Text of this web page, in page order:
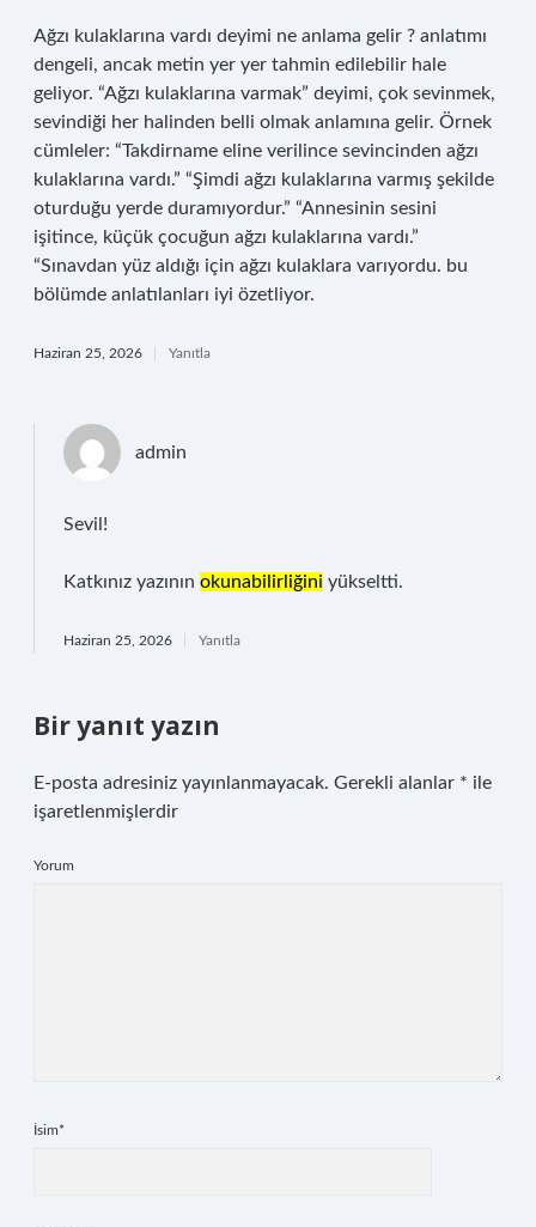
Ağzı kulaklarına vardı deyimi ne anlama gelir ? anlatımı
dengeli, ancak metin yer yer tahmin edilebilir hale
geliyor. “Ağzı kulaklarına varmak” deyimi, çok sevinmek,
sevindiği her halinden belli olmak anlamına gelir. Örnek
cümleler: “Takdirname eline verilince sevincinden ağzı
kulaklarına vardı.” “Şimdi ağzı kulaklarına varmış şekilde
oturduğu yerde duramıyordur.” “Annesinin sesini
işitince, küçük çocuğun ağzı kulaklarına vardı.”
“Sınavdan yüz aldığı için ağzı kulaklara varıyordu. bu
bölümde anlatılanları iyi özetliyor.
Haziran 25, 2026 Yanıtla
admin
Sevil!
Katkınız yazının okunabilirliğini yükseltti.
Haziran 25, 2026 Yanıtla
Bir yanıt yazın
E-posta adresiniz yayınlanmayacak. Gerekli alanlar * ile
işaretlenmişlerdir
Yorum
İsim*